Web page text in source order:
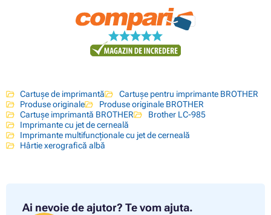
Cartușe de imprimantă
Cartușe pentru imprimante BROTHER
Produse originale
Produse originale BROTHER
Cartușe imprimantă BROTHER
Brother LC-985
Imprimante cu jet de cerneală
Imprimante multifuncționale cu jet de cerneală
Hârtie xerografică albă
Ai nevoie de ajutor? Te vom ajuta.